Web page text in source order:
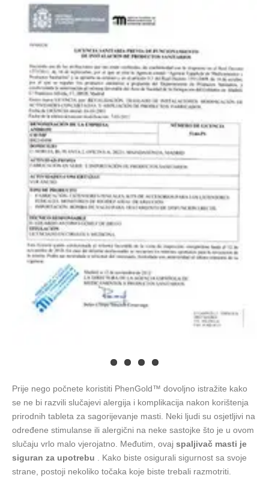
Prije nego počnete koristiti PhenGold™ dovoljno istražite kako
se ne bi razvili slučajevi alergija i komplikacija nakon korištenja
prirodnih tableta za sagorijevanje masti. Neki ljudi su osjetljivi na
određene stimulanse ili alergični na neke sastojke što je u ovom
slučaju vrlo malo vjerojatno. Međutim, ovaj spaljivač masti je
siguran za upotrebu . Kako biste osigurali sigurnost sa svoje
strane, postoji nekoliko točaka koje biste trebali razmotriti.